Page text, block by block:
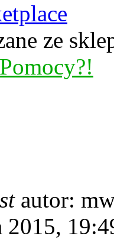
ze
Pomocy?!
autor:
2015,